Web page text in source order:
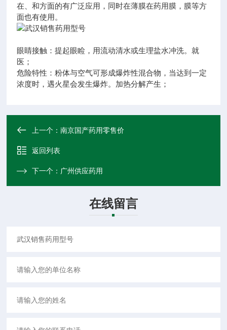
在、和方面的有广泛应用，同时在薄膜在药用膜，膜等方
面也有使用。
眼睛接触：提起眼睑，用流动清水或生理盐水冲洗。就
医；
危险特性：粉体与空气可形成爆炸性混合物，当达到一定
浓度时，遇火星会发生爆炸。加热分解产生；
上一个：南京国产药用零售价
返回列表
下一个： 广州供应药用
在线留言